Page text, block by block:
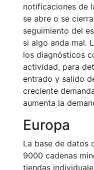
notificaciones de
se abre o se
seguimiento del
si algo anda mal.
los diagnósticos
actividad, para
entrado y salido
creciente
aumenta la
Europa
La base de datos
9000 cadenas
tiendas